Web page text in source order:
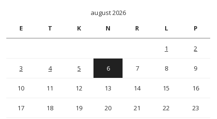
august 2026
E
T K N R L P
1 2
3 4 5 6 7 8 9
10 11 12 13 14 15 16
17 18 19 20 21 22 23